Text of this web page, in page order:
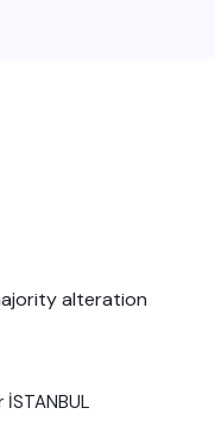
alteration